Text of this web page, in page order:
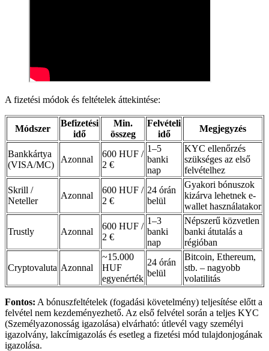
A fizetési módok és feltételek áttekintése:
Módszer
Befizetési
idő
Min.
összeg
Felvételi
idő
Megjegyzés
Bankkártya
(VISA/MC)
Azonnal
600 HUF /
2 €
1–5
banki
nap
KYC ellenőrzés
szükséges az első
felvételhez
Skrill /
Neteller
Azonnal
600 HUF /
2 €
24 órán
belül
Gyakori bónuszok
kizárva lehetnek e-
wallet használatakor
Trustly Azonnal
600 HUF /
2 €
1–3
banki
nap
Népszerű közvetlen
banki átutalás a
régióban
Cryptovaluta Azonnal
~15.000
HUF
egyenérték
24 órán
belül
Bitcoin, Ethereum,
stb. – nagyobb
volatilitás
Fontos: A bónuszfeltételek (fogadási követelmény) teljesítése előtt a
felvétel nem kezdeményezhető. Az első felvétel során a teljes KYC
(Személyazonosság igazolása) elvárható: útlevél vagy személyi
igazolvány, lakcímigazolás és esetleg a fizetési mód tulajdonjogának
igazolása.